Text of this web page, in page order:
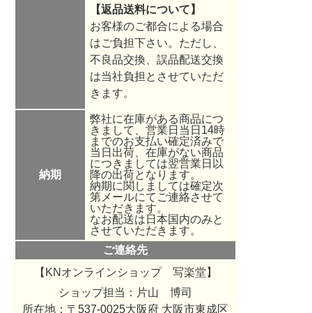
【返品送料について】
お客様のご都合による場合
はご負担下さい。ただし、
不良品交換、誤品配送交換
は当社負担とさせていただ
きます。
納期
弊社に在庫がある商品につ
きまして、営業日当日14時
までのお支払い確定済みで
当日出荷、在庫がない商品
につきましては翌営業日以
降の出荷となります。
納期に関しましては確定次
第メールにてご連絡させて
いただきます。
なお配送は日本国内のみと
させていただきます。
ご連絡先
【KNオンラインショップ 写楽堂】
ショップ担当： 片山 博司
所在地：〒537-0025大阪府 大阪市東成区